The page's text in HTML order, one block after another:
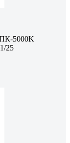
5000K
25